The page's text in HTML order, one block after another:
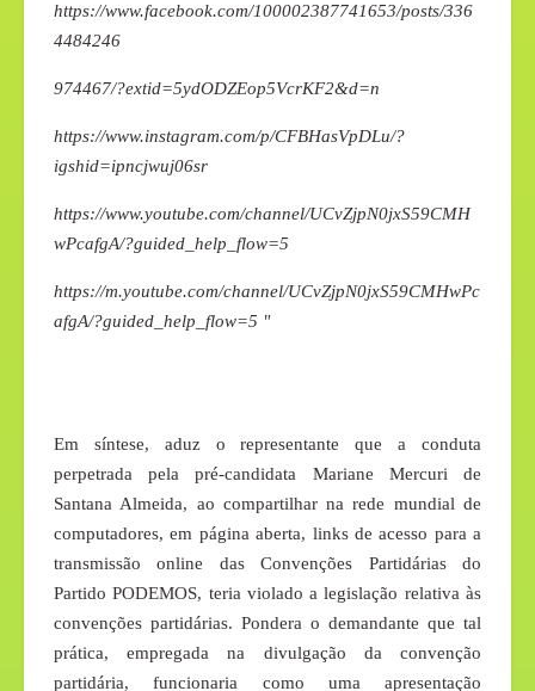
https://www.facebook.com/100002387741653/posts/336
4484246
974467/?extid=5ydODZEop5VcrKF2&d=n
https://www.instagram.com/p/CFBHasVpDLu/?
igshid=ipncjwuj06sr
https://www.youtube.com/channel/UCvZjpN0jxS59CMH
wPcafgA/?guided_help_flow=5
https://m.youtube.com/channel/UCvZjpN0jxS59CMHwPc
afgA/?guided_help_flow=5 "
Em síntese, aduz o representante que a conduta
perpetrada pela pré-candidata Mariane Mercuri de
Santana Almeida, ao compartilhar na rede mundial de
computadores, em página aberta, links de acesso para a
transmissão online das Convenções Partidárias do
Partido PODEMOS, teria violado a legislação relativa às
convenções partidárias. Pondera o demandante que tal
prática, empregada na divulgação da convenção
partidária, funcionaria como uma apresentação